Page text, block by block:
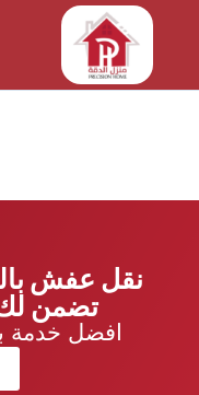
نقل عفش
تضمن لك
افضل خدمة